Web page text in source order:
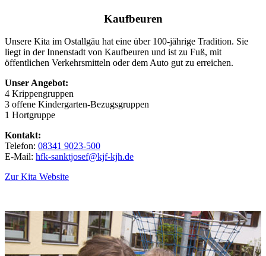
Kaufbeuren
Unsere Kita im Ostallgäu hat eine über 100-jährige Tradition. Sie
liegt in der Innenstadt von Kaufbeuren und ist zu Fuß, mit
öffentlichen Verkehrsmitteln oder dem Auto gut zu erreichen.
Unser Angebot:
4 Krippengruppen
3 offene Kindergarten-Bezugsgruppen
1 Hortgruppe
Kontakt:
Telefon: 08341 9023-500
E-Mail: hfk-sanktjosef@kjf-kjh.de
Zur Kita Website